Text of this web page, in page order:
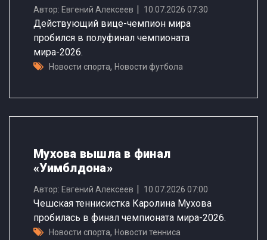
Автор: Евгений Алексеев 10.07.2026 07:30
Действующий вице-чемпион мира
пробился в полуфинал чемпионата
мира-2026.
Новости спорта, Новости футбола
Мухова вышла в финал
«Уимблдона»
Автор: Евгений Алексеев 10.07.2026 07:00
Чешская теннисистка Каролина Мухова
пробилась в финал чемпионата мира-2026.
Новости спорта, Новости тенниса